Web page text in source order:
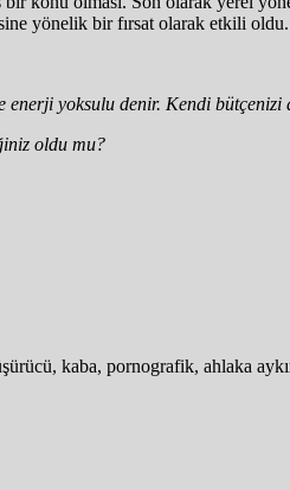
yönelik bir fırsat olarak etkili oldu.
yoksulu denir. Kendi bütçenizi
oldu mu?
kaba, pornografik, ahlaka